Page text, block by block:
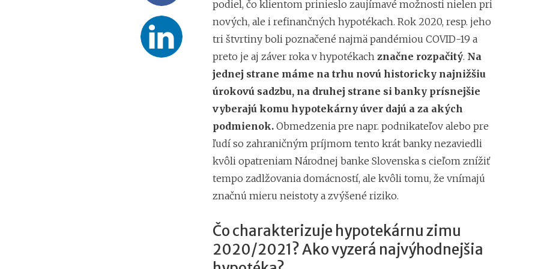
podiel, čo klientom prinieslo zaujímavé možnosti nielen pri
nových, ale i refinančných hypotékach. Rok 2020, resp. jeho
tri štvrtiny boli poznačené najmä pandémiou COVID-19 a
preto je aj záver roka v hypotékach značne rozpačitý. Na
jednej strane máme na trhu novú historicky najnižšiu
úrokovú sadzbu, na druhej strane si banky prísnejšie
vyberajú komu hypotekárny úver dajú a za akých
podmienok.Obmedzenia pre napr. podnikateľov alebo pre
ľudí so zahraničným príjmom tento krát banky nezaviedli
kvôli opatreniam Národnej banke Slovenska s cieľom znížiť
tempo zadlžovania domácností, ale kvôli tomu, že vnímajú
značnú mieru neistoty a zvýšené riziko.
Čo charakterizuje hypotekárnu zimu
2020/2021? Ako vyzerá najvýhodnejšia